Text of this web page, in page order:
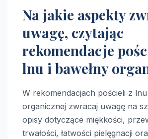
Na jakie aspekty
uwagę, czytając
rekomendacje
lnu i bawełny
W rekomendacjach pościeli z lnu
organicznej zwracaj uwagę na
opisy dotyczące miękkości,
trwałości, łatwości pielęgnacji